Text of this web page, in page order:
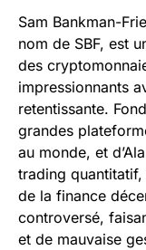
Sam Bankman-
nom de SBF, est
des
impressionnants
retentissante.
grandes
au monde, et
trading
de la finance
controversé,
et de mauvaise